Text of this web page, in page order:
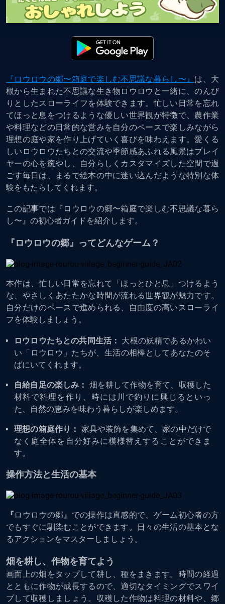
『ロウロウの郷〜箱庭で楽しむ不思議な暮らし〜』 は、大
根から生まれた不思議な生き物ロウロウと一緒に、のんび
りとしたスローライフを体験できます。忙しい日常を忘れ
てほっと息をつけるような優しい世界観が特徴で、農作業
や料理などの日常的な営みを自分のペースで楽しみながら
理想の庭や家を作り上げていく喜びを味わえます。愛くる
しいロウロウたちとの交流や季節感あふれる風景はプレイ
ヤーの心を癒やし、自分らしくカスタマイズした空間で過
ごす毎日は、まるで絵本の中に迷い込んだような特別な体
験をもたらしてくれます。
この記事では『ロウロウの郷〜箱庭で楽しむ不思議な暮ら
し〜』の初心者ガイドを紹介します。
『ロウロウの郷』ってどんなゲーム？
本作は、忙しい日常を忘れて「ほっとひと息」つけるよう
な、やさしくあたたかな時間が流れる世界観が魅力です。
自分だけのペースで進められる、自由度の高いスローライ
フを体験しましょう。
ロウロウたちとの共同生活： 大根の妖精であるかわい
い「ロウロウ」たちが、生活の相棒としてあなたのそ
ばにいてくれます。
自給自足の楽しみ： 畑を耕して作物を育て、収穫した
材料で料理を作り、時には川で釣りに興じるといっ
た、自然の恵みを味わう暮らしが楽しめます。
理想の箱庭作り：
家具や装飾を集めて、家の中だけで
なく庭全体を自分好みに模様替えすることができま
す。
操作方法と生活の基本
『 ロウロウの郷』での操作は直感的で、ゲーム初心者の方
でもすぐに馴染むことができます。日々の生活の基本とな
るアクションをマスターしましょう。
畑を耕し、作物を育てよう
画面上の畑をタップして耕し、種をまきます。時間の経過
とともに作物が成長するので、適切なタイミングでスワイ
プして収穫しましょう。収穫した作物は料理の材料や、郷